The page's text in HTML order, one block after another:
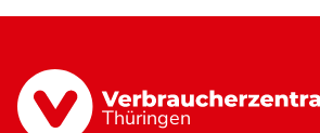
Thüringen